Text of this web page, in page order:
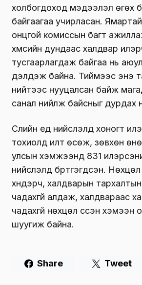
холбогдоход мэдээлэл өгөх
байгаагаа учирласан.
онцгой комиссын багт
хүмүүсийн дундаас халдвар
тусгаарлагдаж байгаа нь
дэлдэж байна. Тиймээс энэ
нийтээс нууцалсан байж
санал нийлж байсныг дурдах
Сүүлийн үед нийслэлд хоногт
тохиолд илт өсөж, зөвхөн
улсын хэмжээнд 831
нийслэлд бүртгэгдсэн.
хүндэрч, халдварын
чадахгүй алдаж, халдвараас
чадахгүй нөхцөл үүссэн хэмээн
шуугиж байна.
Share Tweet